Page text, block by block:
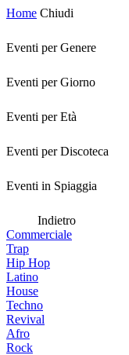
Home Chiudi
Eventi per Genere
Eventi per Giorno
Eventi per Età
Eventi per Discoteca
Eventi in Spiaggia
Indietro
Commerciale
Trap
Hip Hop
Latino
House
Techno
Revival
Afro
Rock